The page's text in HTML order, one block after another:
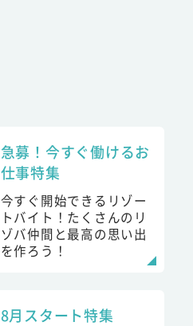
急募！今すぐ働けるお
仕事特集
今すぐ開始できるリゾー
トバイト！たくさんのリ
ゾバ仲間と最高の思い出
を作ろう！
8月スタート特集